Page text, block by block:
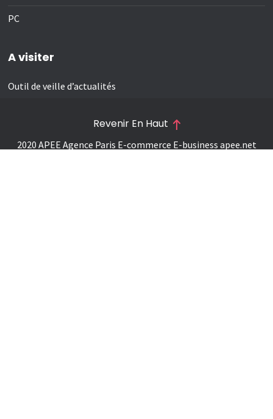
PC
A visiter
Outil de veille d’actualités
2020 APEE Agence Paris E-commerce E-business apee.net
Revenir En Haut